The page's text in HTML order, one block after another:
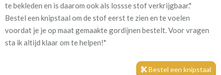
tijdens bestelproces)
Meestal eerder, maar houd
rekening met
circa 2-3 weken
Katoen en polyester
te bekleden en is daarom ook als lossse stof verkrijgbaar."
Bestel een knipstaal om de stof eerst te zien en te voelen
voordat je je op maat gemaakte gordijnen bestelt. Voor vragen
sta ik altijd klaar om te helpen!"
Bestel een knipstaal